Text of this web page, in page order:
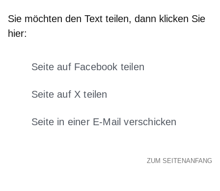
Sie möchten den Text teilen, dann klicken Sie
hier:
Seite auf Facebook teilen
Öffnet sich in einem neuen
Seite auf X teilen
Öffnet sich in einem neuen Fenster
Seite in einer E-Mail verschicken
Öffnet sich in einem neuen
ZUM SEITENANFANG